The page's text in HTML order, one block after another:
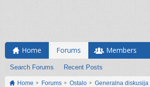
Home Forums
Search Forums Recent Posts
Members
Home Forums Ostalo Generalna diskusija